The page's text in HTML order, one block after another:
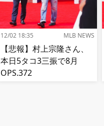
12/02 18:35 MLB NEWS
【悲報】村上宗隆さん、
本日5タコ3三振で8月
OPS.372